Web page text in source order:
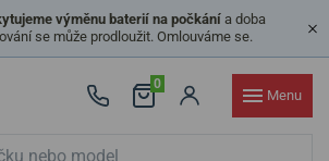
výměnu baterií na počkánía doba
se může prodloužit. Omlouváme se.
0
Menu